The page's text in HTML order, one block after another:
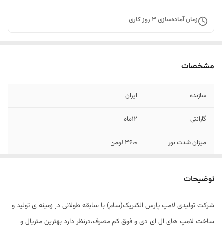
زمان آماده‌سازی 3 روز کاری
مشخصات
سازنده ایران
گارانتی 12ماه
میزان شدت نور ۳۶۰۰ لومن
توضیحات
شرکت تولیدی لامپ پارس الکتریک(سام) با سابقه طولانی در زمینه ی تولید و
ساخت لامپ های ال ای دی و فوق کم مصرف،درنظر دارد بهترین متریال و